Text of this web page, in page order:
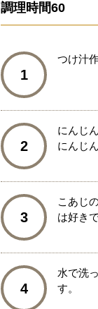
調理時間60
1
つけ汁
2
にんじ
にんじ
3
こあじ
は好きで
4
水で洗
す。